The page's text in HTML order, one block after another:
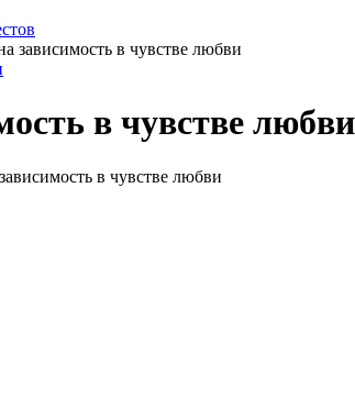
зависимость в чувстве любви
в чувстве любви
в чувстве любви